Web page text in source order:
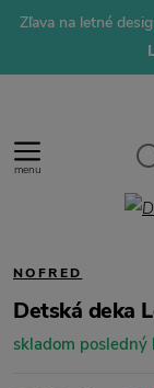
Zľava na letné
menu
NOFRED
Detská deka
skladom posledný